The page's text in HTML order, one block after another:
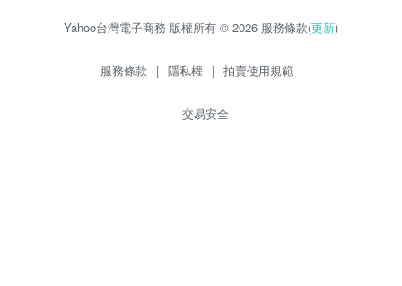
Yahoo台灣電子商務 版權所有 © 2026 服務條款(更新)
服務條款 | 隱私權 | 拍賣使用規範
交易安全